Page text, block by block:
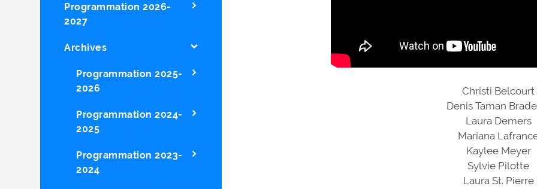
Programmation 2026-
2027
Archives
Programmation 2025-
2026
Programmation 2024-
2025
Programmation 2023-
2024
Christi Belcourt
Denis Taman
Laura Demers
Mariana
Kaylee Meyer
Sylvie Pilotte
Laura St. Pierre